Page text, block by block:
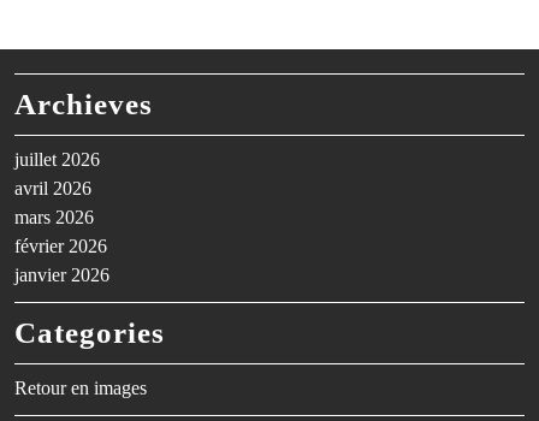
Archieves
juillet 2026
avril 2026
mars 2026
février 2026
janvier 2026
Categories
Retour en images